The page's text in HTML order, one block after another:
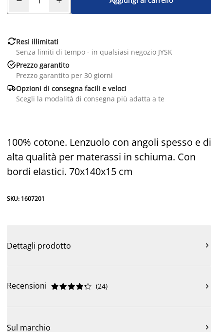
Resi illimitati
Senza limiti di tempo - in qualsiasi negozio JYSK
Prezzo garantito
Prezzo garantito per 30 giorni
Opzioni di consegna facili e veloci
Scegli la modalità di consegna più adatta a te
100% cotone. Lenzuolo con angoli spesso e di
alta qualità per materassi in schiuma. Con
bordi elastici. 70x140x15 cm
SKU: 1607201
Dettagli prodotto 
Recensioni 




 (24) 
Sul marchio 